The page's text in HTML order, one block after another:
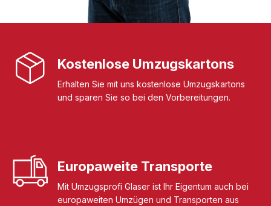
Kostenlose Umzugskartons
Erhalten Sie mit uns kostenlose Umzugskartons
und sparen Sie so bei den Vorbereitungen.
Europaweite Transporte
Mit Umzugsprofi Glaser ist Ihr Eigentum auch bei
europaweiten Umzügen und Transporten aus